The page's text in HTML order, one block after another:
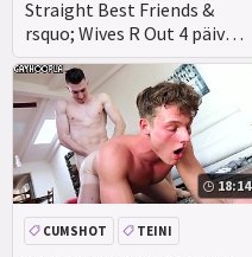
Straight Best Friends &
rsquo; Wives R Out 4 päivä.
Helvetin Rankkaa!!
KARVAINEN
ISO KULLI
18:14
CUMSHOT
TEINI